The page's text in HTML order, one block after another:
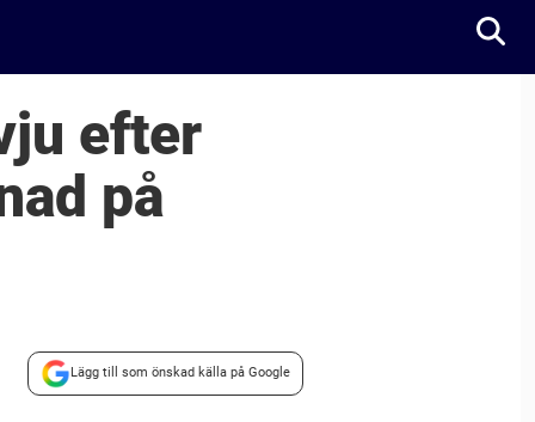
efter
på
Lägg till som önskad källa på Google